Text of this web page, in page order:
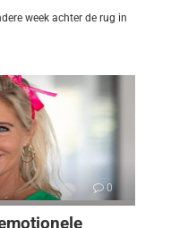
week achter de rug in
0